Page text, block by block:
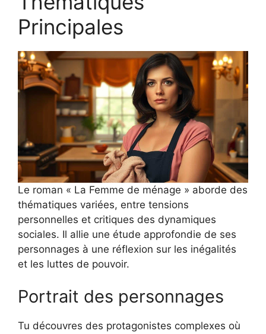
Principales
Le roman « La Femme de ménage » aborde des
thématiques variées, entre tensions
personnelles et critiques des dynamiques
sociales. Il allie une étude approfondie de ses
personnages à une réflexion sur les inégalités
et les luttes de pouvoir.
Portrait des personnages
Tu découvres des protagonistes complexes où